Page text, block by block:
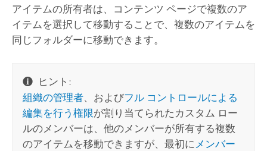
アイテムの所有者は、コンテンツ ページで複数のア
イテムを選択して移動することで、複数のアイテムを
同じフォルダーに移動できます。
ヒント:
組織の管理者、およびフル コントロールによる
編集を行う権限が割り当てられたカスタム ロー
ルのメンバーは、他のメンバーが所有する複数
のアイテムを移動できますが、最初にメンバー